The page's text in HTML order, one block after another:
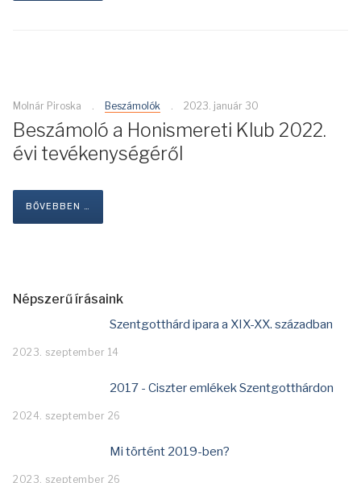
Molnár Piroska Beszámolók 2023. január 30
Beszámoló a Honismereti Klub 2022.
évi tevékenységéről
BŐVEBBEN …
Népszerű írásaink
Szentgotthárd ipara a XIX-XX. században
2023. szeptember 14
2017 - Ciszter emlékek Szentgotthárdon
2024. szeptember 26
Mi történt 2019-ben?
2023. szeptember 26